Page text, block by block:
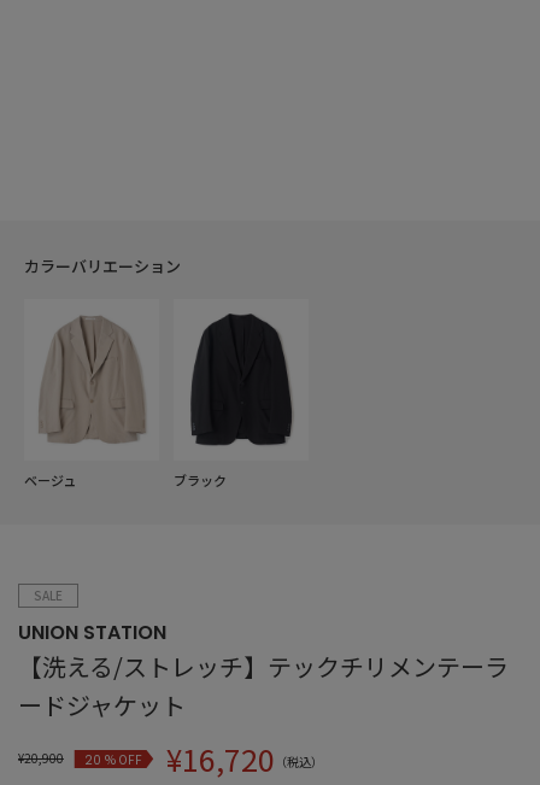
カラーバリエーション
ベージュ ブラック
SALE
UNION STATION
【洗える/ストレッチ】テックチリメンテーラ
ードジャケット
¥20,900 20% OFF ¥16,720 （税込）